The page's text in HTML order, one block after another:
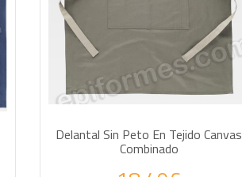
Delantal Sin Peto En Tejido Canvas
Combinado